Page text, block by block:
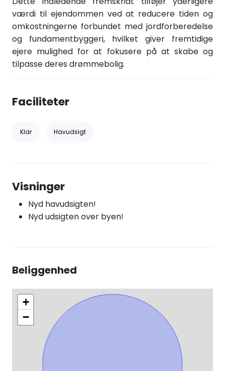
værdi til ejendommen ved at reducere tiden og
omkostningerne forbundet med jordforberedelse
og fundamentbyggeri, hvilket giver fremtidige
ejere mulighed for at fokusere på at skabe og
tilpasse deres drømmebolig.
Faciliteter
Klar Havudsigt
Visninger
Nyd havudsigten!
Nyd udsigten over byen!
Beliggenhed
+
−